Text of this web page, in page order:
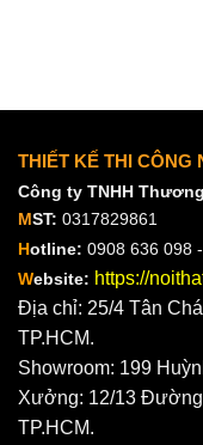
THIẾT KẾ THI CÔNG
Công ty TNHH
MST: 0317829861
Hotline: 0908 636 098
Website: https://
Địa chỉ: 25/4 Tân
TP.HCM.
Showroom: 199
Xưởng: 12/13
TP.HCM.